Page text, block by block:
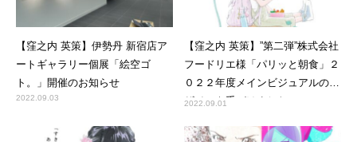
【窪之内 英策】伊勢丹 新宿店ア
ートギャラリー個展「絵空ゴ
ト。」開催のお知らせ
2022.09.03
【窪之内 英策】”第二弾”株式会社
フードリエ様「パリッと朝食」２
０２２年度メインビジュアルのデ
ザインを手がけました
2022.09.01